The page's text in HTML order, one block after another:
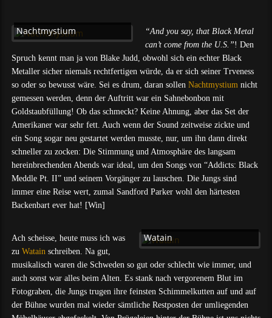
Nachtmystium
“And you say, that Black Metal
can’t come from the U.S.”! Den
Spruch kennt man ja von Blake Judd, obwohl sich ein echter Black
Metaller sicher niemals rechtfertigen würde, da er sich seiner Trveness
so oder so bewusst wäre. Sei es drum, daran sollen Nachtmystium nicht
gemessen werden, denn der Auftritt war ein Sahnebonbon mit
Goldstaubfüllung! Ob das schmeckt? Keine Ahnung, aber das Set der
Amerikaner war sehr fett. Auch wenn der Sound zeitweise zickte und
ein Song sogar neu gestartet werden musste, nur, um ihn dann direkt
schneller zu zocken: Die Stimmung und Atmosphäre des langsam
hereinbrechenden Abends war ideal, um den Songs von “Addicts: Black
Meddle Pt. II” und seinem Vorgänger zu lauschen. Die Jungs sind
immer eine Reise wert, zumal Sandford Parker wohl den härtesten
Backenbart ever hat! [Win]
Watain
Ach scheisse, heute muss ich was
zu Watain schreiben. Na gut,
musikalisch waren die Schweden so gut oder schlecht wie immer, und
auch sonst war alles beim Alten. Es stank nach vergorenem Blut im
Fotograben, die Jungs trugen ihre feinsten Schimmelkutten auf und auf
der Bühne wurden mal wieder sämtliche Restposten der umliegenden